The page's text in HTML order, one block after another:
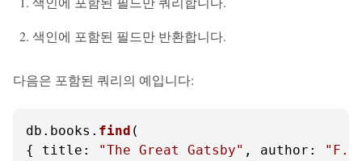
색인에 포함된 필드만 반환합니다.
다음은 포함된 쿼리의 예입니다:
db. books . find (
{ title : "The Great Gatsby" , author :
"F.